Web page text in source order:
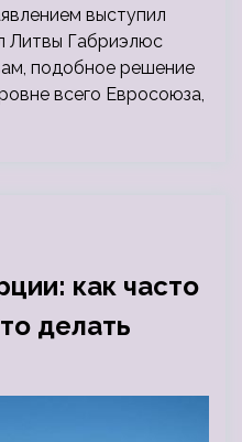
выступил
Литвы Габриэлюс
подобное решение
всего Евросоюза,
как часто
делать